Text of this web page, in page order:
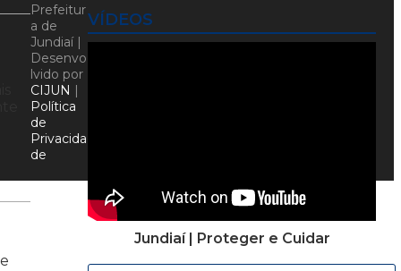
VÍDEOS
Jundiaí | Proteger e Cuidar
Prefeitur
a de
Jundiaí |
Desenvo
lvido por
CIJUN |
Política
de
Privacida
de